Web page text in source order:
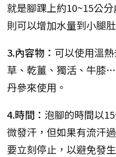
就是腳踝上約10~15公
則可以增加水量到小腿肚
3.內容物： 可以使用溫
草、乾薑、獨活、牛膝
丹參來使用。
4.時間： 泡腳的時間以
微發汗，但如果有流汗
要立刻停止，以避免發